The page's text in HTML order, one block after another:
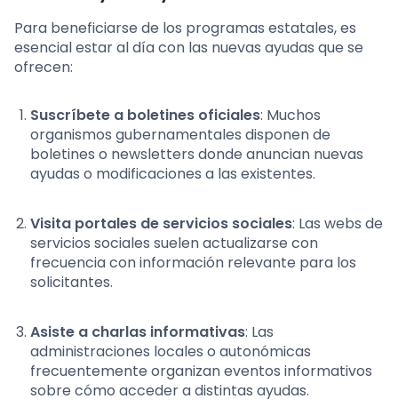
Para beneficiarse de los programas estatales, es
esencial estar al día con las nuevas ayudas que se
ofrecen:
Suscríbete a boletines oficiales: Muchos
organismos gubernamentales disponen de
boletines o newsletters donde anuncian nuevas
ayudas o modificaciones a las existentes.
Visita portales de servicios sociales: Las webs de
servicios sociales suelen actualizarse con
frecuencia con información relevante para los
solicitantes.
Asiste a charlas informativas: Las
administraciones locales o autonómicas
frecuentemente organizan eventos informativos
sobre cómo acceder a distintas ayudas.